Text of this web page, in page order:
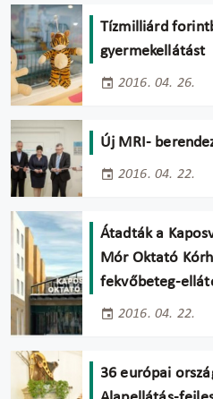
Tízmilliárd
gyermekellátást
2016. 04. 26.
Új MRI-
2016. 04. 22.
Átadták a
Mór Oktató
fekvőbeteg-
2016. 04. 22.
36 európai